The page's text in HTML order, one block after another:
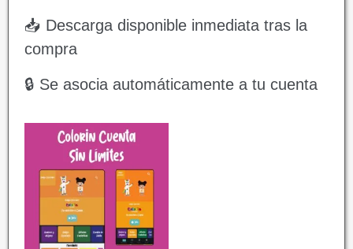
📥 Descarga disponible inmediata tras la
compra
🔒 Se asocia automáticamente a tu cuenta